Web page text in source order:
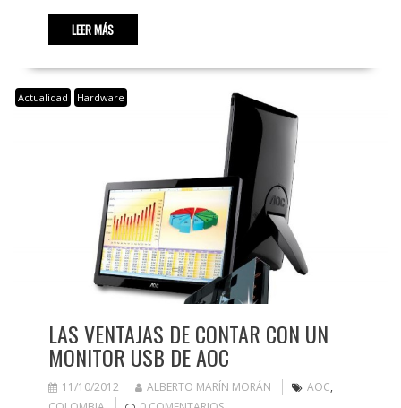
LEER MÁS
Actualidad Hardware
LAS VENTAJAS DE CONTAR CON UN
MONITOR USB DE AOC
11/10/2012 ALBERTO MARÍN MORÁN AOC,